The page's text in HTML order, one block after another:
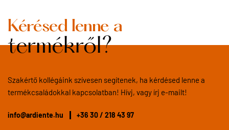
Kérésed lenne a
termékről?
Szakértő kollégáink szívesen segítenek, ha kérdésed lenne a
termékcsaládokkal kapcsolatban! Hívj, vagy írj e-mailt!
info@ardiente.hu +36 30 / 218 43 97